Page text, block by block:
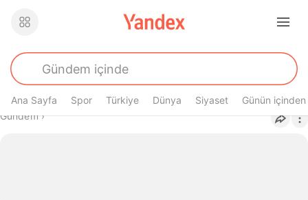
Ana Sayfa Spor Türkiye Dünya Siyaset Günün içinden
Buradasın
Gündem›